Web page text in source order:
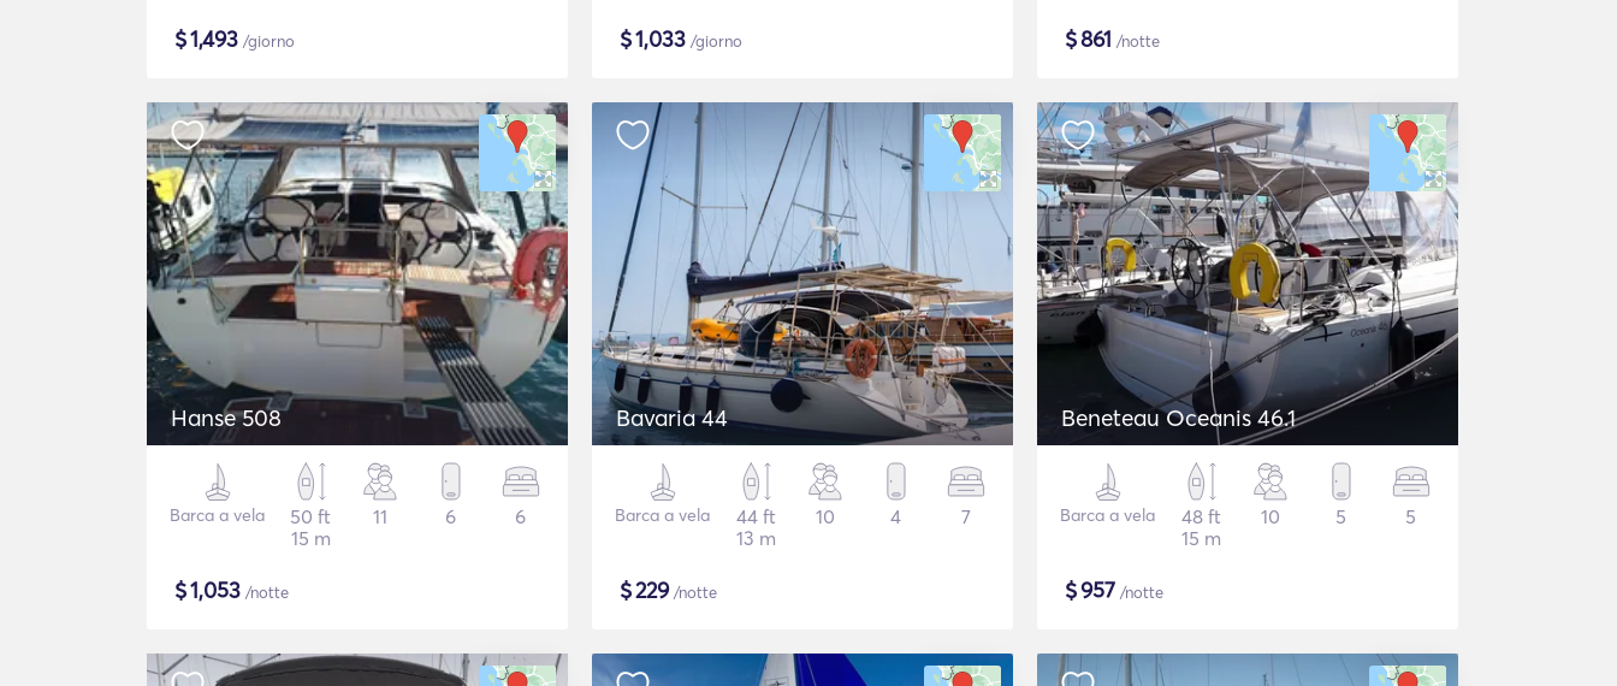
$1,493 /giorno $1,033 /giorno $861 /notte
Hanse 508
Barca a vela
50 ft
15 m
11 6 6
$1,053 /notte
Bavaria 44
Barca a vela
44 ft
13 m
10 4 7
$229/notte
Beneteau Oceanis 46.1
Barca a vela
48 ft
15 m
10 5 5
$957 /notte